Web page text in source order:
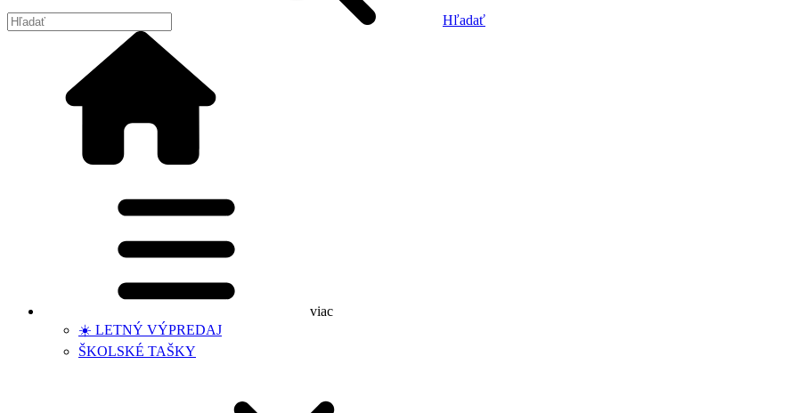
Hľadať
viac
☀️ LETNÝ VÝPREDAJ
ŠKOLSKÉ TAŠKY